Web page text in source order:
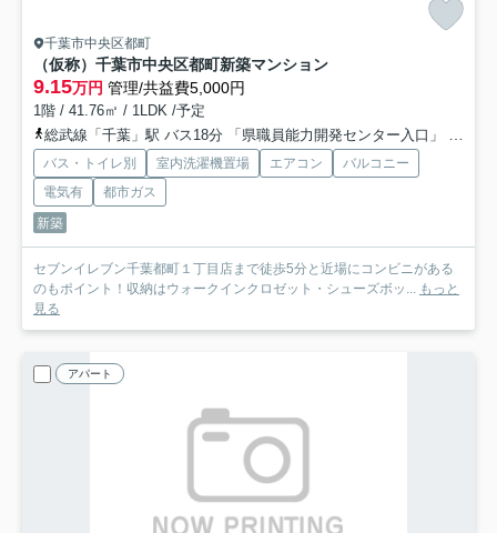
千葉市中央区都町
（仮称）千葉市中央区都町新築マンション
9.15万円 管理/共益費5,000円
1階 / 41.76㎡ / 1LDK /予定
総武線「千葉」駅 バス18分 「県職員能力開発センター入口」 停歩1分
バス・トイレ別 室内洗濯機置場 エアコン
バルコニー
電気有
都市ガス
新築
セブンイレブン千葉都町１丁目店まで徒歩5分と近場にコンビニがある
のもポイント！収納はウォークインクロゼット・シューズボッ...
もっと
見る
アパート